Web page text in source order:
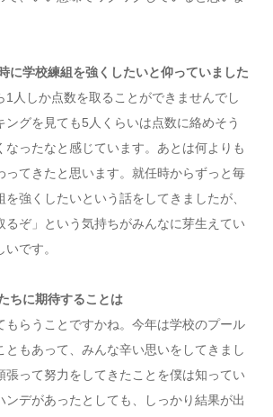
に学校練組を強くしたいと仰っていました
1人しか点数を取ることができませんでし
ングを見ても5人くらいは点数に絡めそう
なったなと感じています。あとは何よりも
ってきたと思います。就任時からずっと毎
を強くしたいという話をしてきましたが、
るぞ」という気持ちがみんなに芽生えてい
です。
ちに期待することは
もらうことですかね。今年は学校のプール
ともあって、みんな辛い思いをしてきまし
張って努力をしてきたことを僕は知ってい
ンデがあったとしても、しっかり結果が出